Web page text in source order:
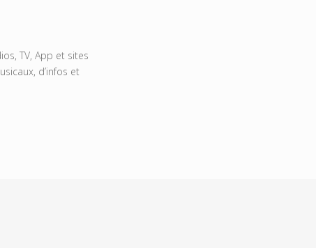
TV, App et sites
d’infos et